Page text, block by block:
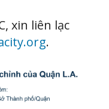
xin liên lạc
.